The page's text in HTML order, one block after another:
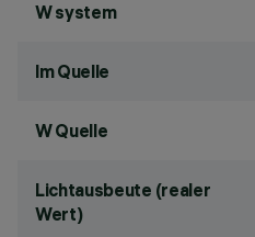
W system
lm Quelle
W Quelle
Lichtausbeute (realer
Wert)